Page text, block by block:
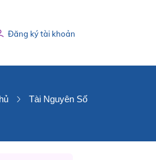
Đăng ký tài khoản
Tài Nguyên Số